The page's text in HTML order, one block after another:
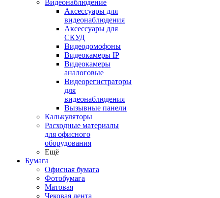
Видеонаблюдение
Аксессуары для
видеонаблюдения
Аксессуары для
СКУД
Видеодомофоны
Видеокамеры IP
Видеокамеры
аналоговые
Видеорегистраторы
для
видеонаблюдения
Вызывные панели
Калькуляторы
Расходные материалы
для офисного
оборудования
Ещё
Бумага
Офисная бумага
Фотобумага
Матовая
Чековая лента